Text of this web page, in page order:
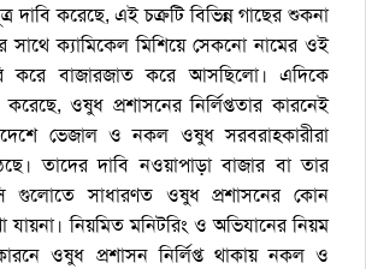
দাবি করেছে, এই চক্রটি বিভিন্ন গাছের শুকনা
সাথে ক্যামিকেল মিশিয়ে সেকনো নামের ওই
করে বাজারজাত করে আসছিলো। এদিকে
ওষুধ প্রশাসনের নির্লিপ্ততার কারনেই
ভেজাল ও নকল ওষুধ সরবরাহকারীরা
তাদের দাবি নওয়াপাড়া বাজার বা তার
গুলোতে সাধারণত ওষুধ প্রশাসনের কোন
যায়না। নিয়মিত মনিটরিং ও অভিযানের নিয়ম
ওষুধ প্রশাসন নির্লিপ্ত থাকায় নকল ও